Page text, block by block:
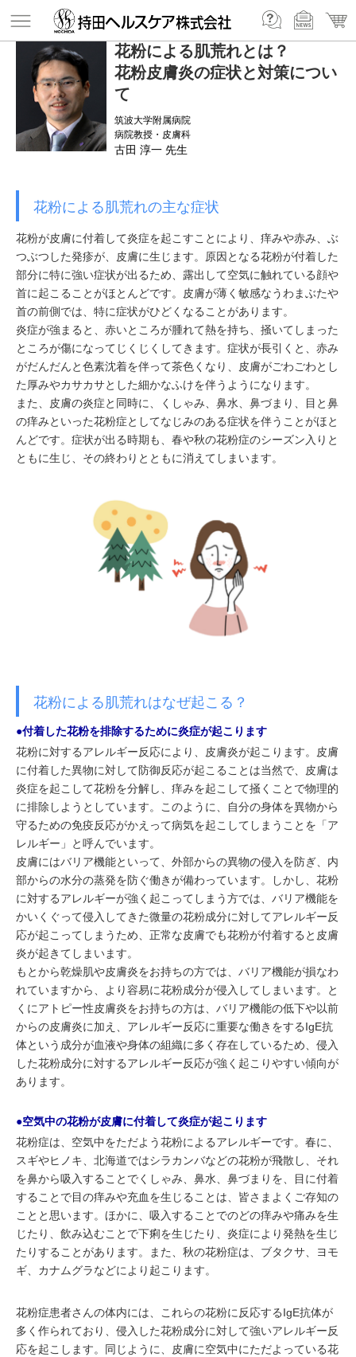
花粉による肌荒れとは？
花粉皮膚炎の症状と対策につい
て
筑波大学附属病院
病院教授・皮膚科
古田 淳一 先生
花粉による肌荒れの主な症状
花粉が皮膚に付着して炎症を起こすことにより、痒みや赤み、ぶ
つぶつした発疹が、皮膚に生じます。原因となる花粉が付着した
部分に特に強い症状が出るため、露出して空気に触れている顔や
首に起こることがほとんどです。皮膚が薄く敏感なうわまぶたや
首の前側では、特に症状がひどくなることがあります。
炎症が強まると、赤いところが腫れて熱を持ち、掻いてしまった
ところが傷になってじくじくしてきます。症状が長引くと、赤み
がだんだんと色素沈着を伴って茶色くなり、皮膚がごわごわとし
た厚みやカサカサとした細かなふけを伴うようになります。
また、皮膚の炎症と同時に、くしゃみ、鼻水、鼻づまり、目と鼻
の痒みといった花粉症としてなじみのある症状を伴うことがほと
んどです。症状が出る時期も、春や秋の花粉症のシーズン入りと
ともに生じ、その終わりとともに消えてしまいます。
花粉による肌荒れはなぜ起こる？
●付着した花粉を排除するために炎症が起こります
花粉に対するアレルギー反応により、皮膚炎が起こります。皮膚
に付着した異物に対して防御反応が起こることは当然で、皮膚は
炎症を起こして花粉を分解し、痒みを起こして掻くことで物理的
に排除しようとしています。このように、自分の身体を異物から
守るための免疫反応がかえって病気を起こしてしまうことを「ア
レルギー」と呼んでいます。
皮膚にはバリア機能といって、外部からの異物の侵入を防ぎ、内
部からの水分の蒸発を防ぐ働きが備わっています。しかし、花粉
に対するアレルギーが強く起こってしまう方では、バリア機能を
かいくぐって侵入してきた微量の花粉成分に対してアレルギー反
応が起こってしまうため、正常な皮膚でも花粉が付着すると皮膚
炎が起きてしまいます。
もとから乾燥肌や皮膚炎をお持ちの方では、バリア機能が損なわ
れていますから、より容易に花粉成分が侵入してしまいます。と
くにアトピー性皮膚炎をお持ちの方は、バリア機能の低下や以前
からの皮膚炎に加え、アレルギー反応に重要な働きをするIgE抗
体という成分が血液や身体の組織に多く存在しているため、侵入
した花粉成分に対するアレルギー反応が強く起こりやすい傾向が
あります。
●空気中の花粉が皮膚に付着して炎症が起こります
花粉症は、空気中をただよう花粉によるアレルギーです。春に、
スギやヒノキ、北海道ではシラカンバなどの花粉が飛散し、それ
を鼻から吸入することでくしゃみ、鼻水、鼻づまりを、目に付着
することで目の痒みや充血を生じることは、皆さまよくご存知の
ことと思います。ほかに、吸入することでのどの痒みや痛みを生
じたり、飲み込むことで下痢を生じたり、炎症により発熱を生じ
たりすることがあります。また、秋の花粉症は、ブタクサ、ヨモ
ギ、カナムグラなどにより起こります。
花粉症患者さんの体内には、これらの花粉に反応するIgE抗体が
多く作られており、侵入した花粉成分に対して強いアレルギー反
応を起こします。同じように、皮膚に空気中にただよっている花